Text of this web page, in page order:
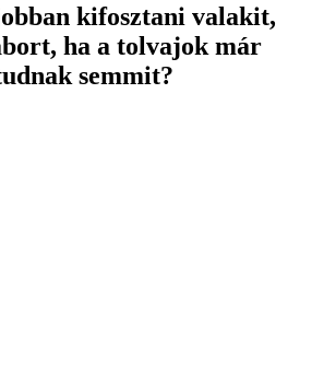
kifosztani valakit,
ha a tolvajok már
semmit?